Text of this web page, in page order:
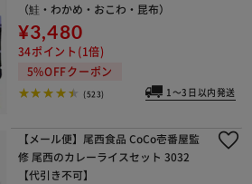
（鮭・わかめ・おこわ・昆布）
¥3,480
34ポイント(1倍)
5%OFFクーポン
(523) 1～3日以内発送
【メール便】尾西食品 CoCo壱番屋監
修 尾西のカレーライスセット 3032
【代引き不可】